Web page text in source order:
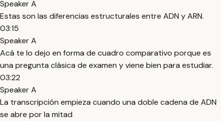
Speaker A
Estas son las diferencias estructurales entre ADN y ARN.
03:15
Speaker A
Acá te lo dejo en forma de cuadro comparativo porque es
una pregunta clásica de examen y viene bien para estudiar.
03:22
Speaker A
La transcripción empieza cuando una doble cadena de ADN
se abre por la mitad